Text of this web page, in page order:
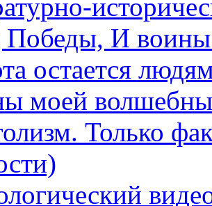
Победы, И
остается
моей
Только